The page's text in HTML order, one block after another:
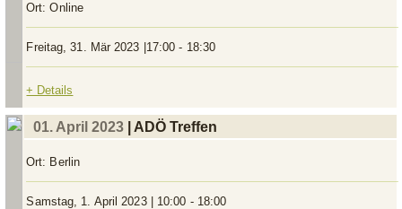
Ort:Online
Freitag, 31. Mär 2023 |17:00 - 18:30
+ Details
01. April 2023 | ADÖ Treffen
Ort: Berlin
Samstag, 1. April 2023 | 10:00 - 18:00